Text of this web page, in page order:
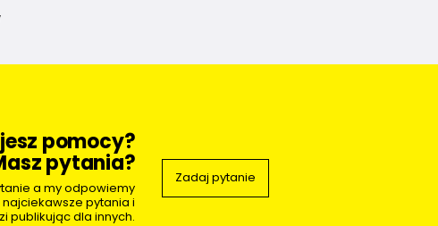
pomocy?
pytania?
a my odpowiemy
najciekawsze pytania i
publikując dla innych.
Zadaj pytanie